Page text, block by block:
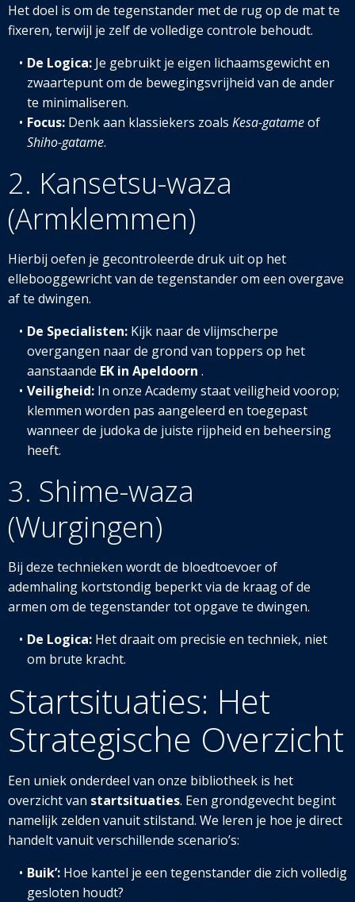
Het doel is om de tegenstander met de rug op de mat te
fixeren, terwijl je zelf de volledige controle behoudt.
De Logica:Je gebruikt je eigen lichaamsgewicht en
zwaartepunt om de bewegingsvrijheid van de ander
te minimaliseren.
Focus:Denk aan klassiekers zoals Kesa-gatameof
Shiho-gatame.
2. Kansetsu-waza
(Armklemmen)
Hierbij oefen je gecontroleerde druk uit op het
ellebooggewricht van de tegenstander om een overgave
af te dwingen.
De Specialisten:Kijk naar de vlijmscherpe
overgangen naar de grond van toppers op het
aanstaande EK in Apeldoorn .
Veiligheid:In onze Academy staat veiligheid voorop;
klemmen worden pas aangeleerd en toegepast
wanneer de judoka de juiste rijpheid en beheersing
heeft.
3. Shime-waza
(Wurgingen)
Bij deze technieken wordt de bloedtoevoer of
ademhaling kortstondig beperkt via de kraag of de
armen om de tegenstander tot opgave te dwingen.
De Logica:Het draait om precisie en techniek, niet
om brute kracht.
Startsituaties: Het
Strategische Overzicht
Een uniek onderdeel van onze bibliotheek is het
overzicht van startsituaties. Een grondgevecht begint
namelijk zelden vanuit stilstand. We leren je hoe je direct
handelt vanuit verschillende scenario’s:
Buik’:Hoe kantel je een tegenstander die zich volledig
gesloten houdt?